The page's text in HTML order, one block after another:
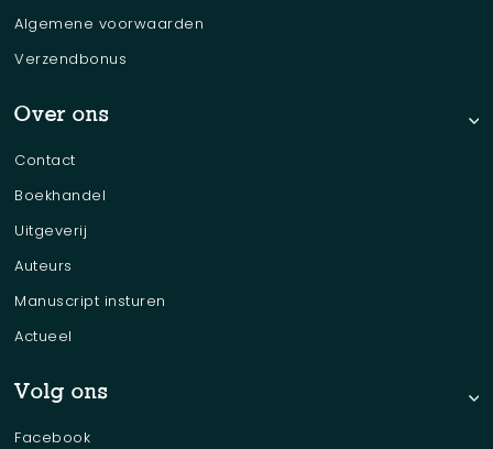
Algemene voorwaarden
Verzendbonus
Over ons
Contact
Boekhandel
Uitgeverij
Auteurs
Manuscript insturen
Actueel
Volg ons
Facebook